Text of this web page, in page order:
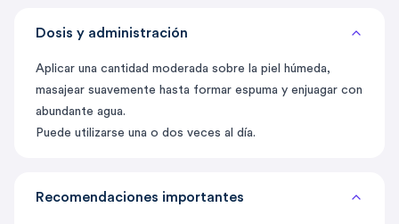
Dosis y administración
Aplicar una cantidad moderada sobre la piel húmeda,
masajear suavemente hasta formar espuma y enjuagar con
abundante agua.
Puede utilizarse una o dos veces al día.
Recomendaciones importantes